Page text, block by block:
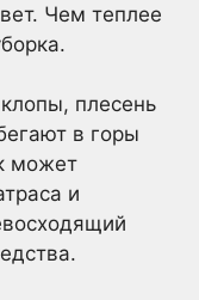
Чем теплее
плесень
в горы
может
и